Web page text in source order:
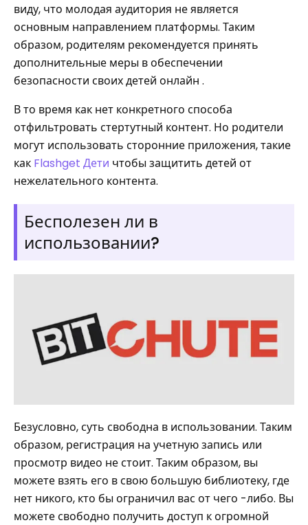
виду, что молодая аудитория не является
основным направлением платформы. Таким
образом, родителям рекомендуется принять
дополнительные меры в обеспечении
безопасности своих детей онлайн .
В то время как нет конкретного способа
отфильтровать стертутный контент. Но родители
могут использовать сторонние приложения, такие
как Flashget Дети чтобы защитить детей от
нежелательного контента.
Бесполезен ли в
использовании?
Безусловно, суть свободна в использовании. Таким
образом, регистрация на учетную запись или
просмотр видео не стоит. Таким образом, вы
можете взять его в свою большую библиотеку, где
нет никого, кто бы ограничил вас от чего -либо. Вы
можете свободно получить доступ к огромной